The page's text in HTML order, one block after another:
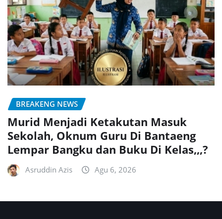
BREAKENG NEWS
Murid Menjadi Ketakutan Masuk
Sekolah, Oknum Guru Di Bantaeng
Lempar Bangku dan Buku Di Kelas,,,?
Asruddin Azis Agu 6, 2026